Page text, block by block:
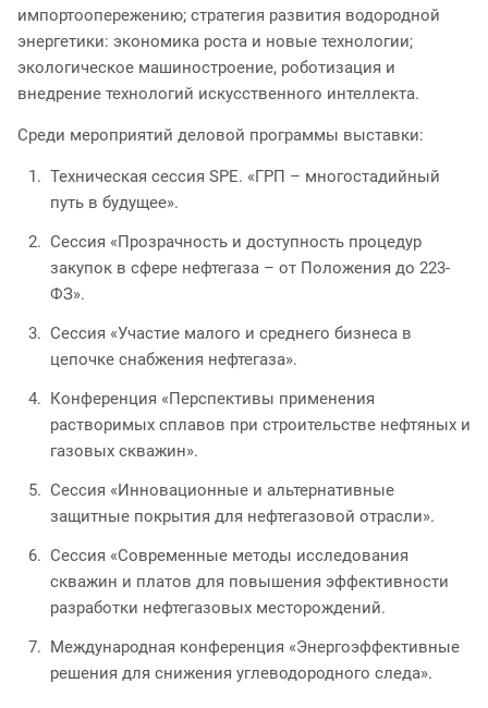
импортоопережению; стратегия развития водородной
энергетики: экономика роста и новые технологии;
экологическое машиностроение, роботизация и
внедрение технологий искусственного интеллекта.
Среди мероприятий деловой программы выставки:
Техническая сессия SPE. «ГРП – многостадийный
путь в будущее».
Сессия «Прозрачность и доступность процедур
закупок в сфере нефтегаза – от Положения до 223-
ФЗ».
Сессия «Участие малого и среднего бизнеса в
цепочке снабжения нефтегаза».
Конференция «Перспективы применения
растворимых сплавов при строительстве нефтяных и
газовых скважин».
Сессия «Инновационные и альтернативные
защитные покрытия для нефтегазовой отрасли».
Сессия «Современные методы исследования
скважин и платов для повышения эффективности
разработки нефтегазовых месторождений.
Международная конференция «Энергоэффективные
решения для снижения углеводородного следа».